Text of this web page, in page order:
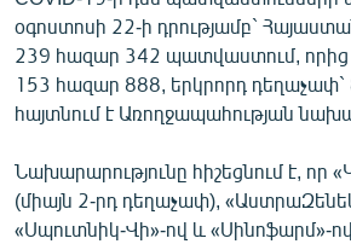
ԱՐԽԻՎ
ՏԵՍԱՆՅՈՒԹԵՐ
ԲԱՆԱՎԵՃ
ՁԳՏԵԼՈՎ ԼԱՎԱԳՈՒՅՆԻՆ
ՓՈԴՔԱՍԹ
օգոստոսի 22-ի դրությամբ`
239 հազար 342 պատվաստում,
153 հազար 888, երկրորդ դեղաչափ`
հայտնում է Առողջապահության
Նախարարությունը հիշեցնում է, որ
(միայն 2-րդ դեղաչափ),
«Սպուտնիկ-Վի»-ով և «Սինոֆարմ»-ով